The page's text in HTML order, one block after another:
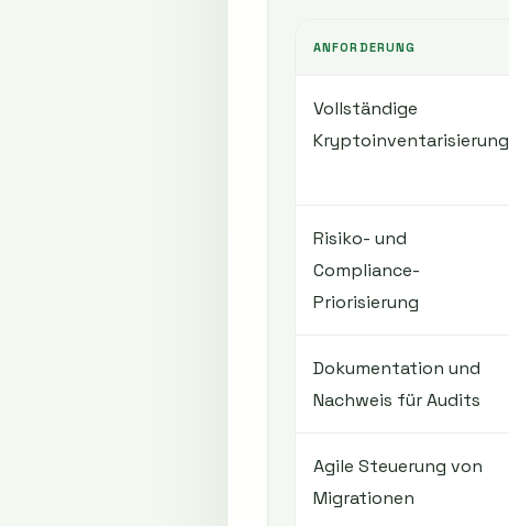
ANFORDERUNG
Vollständige
Kryptoinventarisierung
Risiko- und
Compliance-
Priorisierung
Dokumentation und
Nachweis für Audits
Agile Steuerung von
Migrationen